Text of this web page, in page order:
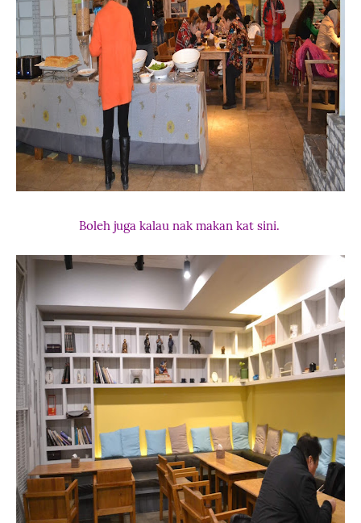
Boleh juga kalau nak makan kat sini.